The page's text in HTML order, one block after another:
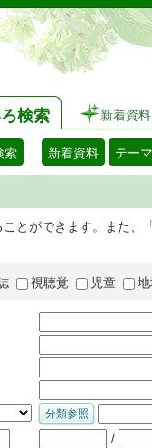
検索 新着資料
索 新着資料 テー
とができます。また
視聴覚 児童
/